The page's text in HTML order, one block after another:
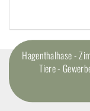
Hagenthalhase -
Tiere -